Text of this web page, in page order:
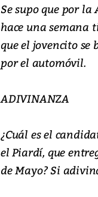
Se supo que por
hace una semana
que el jovencito se
por el automóvil.
ADIVINANZA
¿Cuál es el
el Piardí, que
de Mayo? Si